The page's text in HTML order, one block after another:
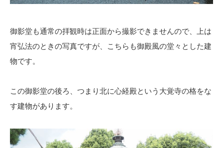
御影堂も通常の拝観時は正面から撮影できませんので、上は
宵弘法のときの写真ですが、こちらも御殿風の堂々とした建
物です。
この御影堂の後ろ、つまり北に心経殿という大覚寺の格をな
す建物があります。